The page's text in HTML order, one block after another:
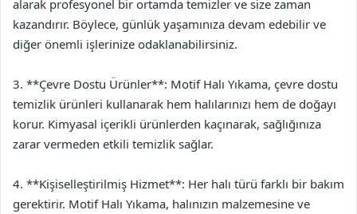
alarak profesyonel bir ortamda temizler ve size zaman
kazandırır. Böylece, günlük yaşamınıza devam edebilir ve
diğer önemli işlerinize odaklanabilirsiniz.
3. **Çevre Dostu Ürünler**: Motif Halı Yıkama, çevre dostu
temizlik ürünleri kullanarak hem halılarınızı hem de doğayı
korur. Kimyasal içerikli ürünlerden kaçınarak, sağlığınıza
zarar vermeden etkili temizlik sağlar.
4. **Kişiselleştirilmiş Hizmet**: Her halı türü farklı bir bakım
gerektirir. Motif Halı Yıkama, halınızın malzemesine ve